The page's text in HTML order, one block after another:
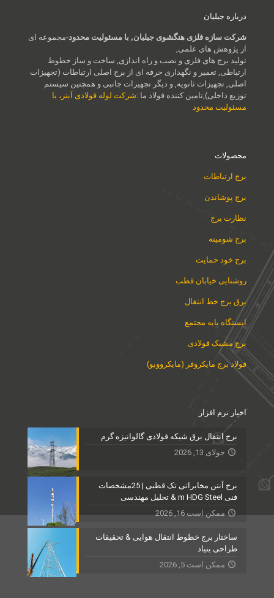
درباره جیلیان
شرکت سازه فلزی هنگشوی جیلیان, با مسئولیت محدود-مجموعه ای
از پژوهش های علمی,
تولید برج های فلزی و نصب و راه اندازی, ساخت و ساز خطوط
ارتباطی, تعمیر و نگهداری حرفه ای از برج اصلی ارتباطات (تجهیزات
اصلی, تجهیزات ثانویه, و دیگر تجهیزات جانبی و همچنین سیستم
توزیع داخلی),تامین کننده فولاد ما :شرکت لوله فولادی آبتر، با
مسئولیت محدود
محصولات
برج ارتباطات
برج پوشاندن
نظارت برج
برج شومینه
برج خود حمایت
روشنایی خیابان قطب
برق برج خط انتقال
ایستگاه پایه مجتمع
برج مشبک فولادی
فولاد برج مایکروفر (مایکروویو)
اخبار نرم افزار
برج انتقال برق شبکه فولادی گالوانیزه گرم
جولای 13, 2026
برج آنتن مخابراتی تک قطبی | 25مشخصات
فنی m HDG Steel & تحلیل مهندسی
ممکن است 16, 2026
ساختار برج خطوط انتقال هوایی & تحقیقات
طراحی بنیاد
ممکن است 5, 2026